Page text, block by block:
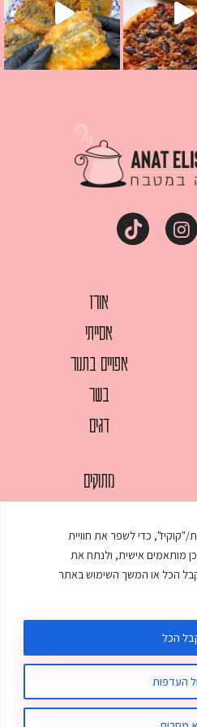
"קוקיז", כדי לשפר את חוויית
מותאמים אישית, ולנתח את
הכל או המשך השימוש באתר
העדפות
הכל
אורז
אסייתי
אפויים בתנור
בשר
דגים
מתוקים
עוגות
עוף
| עיצוב ובניית אתר
מדיניות פרטיות